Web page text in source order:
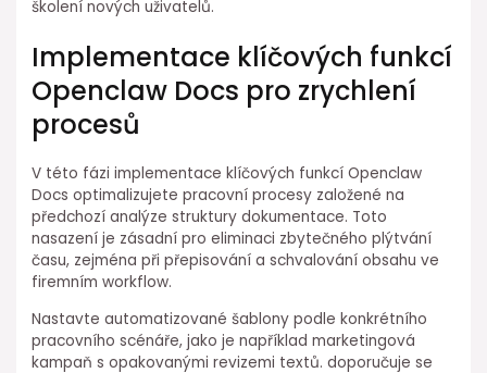
školení⁣ nových uživatelů.
Implementace klíčových funkcí
Openclaw Docs pro zrychlení
procesů
V⁣ této fázi implementace klíčových funkcí Openclaw
Docs optimalizujete pracovní procesy založené na
předchozí analýze struktury⁣ dokumentace. Toto
nasazení je zásadní pro eliminaci zbytečného⁤ plýtvání
času, zejména při⁣ přepisování a schvalování obsahu ve
firemním workflow.
Nastavte automatizované šablony podle konkrétního
pracovního scénáře, jako je například⁣ marketingová
kampaň s opakovanými revizemi textů. doporučuje se